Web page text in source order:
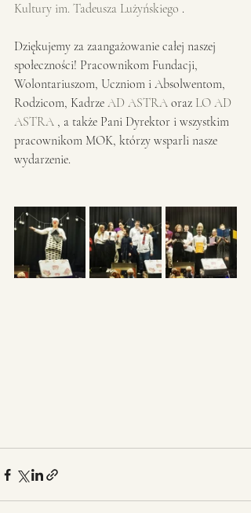
Kultury im. Tadeusza Lużyńskiego .
Dziękujemy za zaangażowanie całej naszej
społeczności! Pracownikom Fundacji,
Wolontariuszom, Uczniom i Absolwentom,
Rodzicom, Kadrze AD ASTRA oraz LO AD
ASTRA , a także Pani Dyrektor i wszystkim
pracownikom MOK, którzy wsparli nasze
wydarzenie.